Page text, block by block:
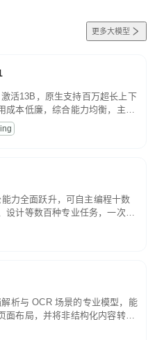
更多大模型
活13B，原生支持百万超长上下
成本低廉，综合能力均衡，主打
内容创作、基础 RAG、批量
力全面跃升，可自主编程十数
设计等数百种专业任务，一次对
解贯穿规划、执行与验证全流
解析。长程任务中自主规划与
析与 OCR 场景的专业模型，能
面布局，并将非结构化内容转换
结果。